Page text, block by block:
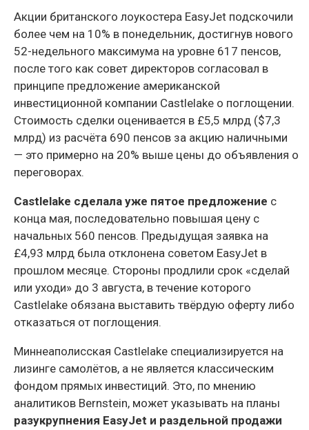
Акции британского лоукостера EasyJet подскочили
более чем на 10% в понедельник, достигнув нового
52-недельного максимума на уровне 617 пенсов,
после того как совет директоров согласовал в
принципе предложение американской
инвестиционной компании Castlelake о поглощении.
Стоимость сделки оценивается в £5,5 млрд ($7,3
млрд) из расчёта 690 пенсов за акцию наличными
— это примерно на 20% выше цены до объявления о
переговорах.
Castlelake сделала уже пятое предложение с
конца мая, последовательно повышая цену с
начальных 560 пенсов. Предыдущая заявка на
£4,93 млрд была отклонена советом EasyJet в
прошлом месяце. Стороны продлили срок «сделай
или уходи» до 3 августа, в течение которого
Castlelake обязана выставить твёрдую оферту либо
отказаться от поглощения.
Миннеаполисская Castlelake специализируется на
лизинге самолётов, а не является классическим
фондом прямых инвестиций. Это, по мнению
аналитиков Bernstein, может указывать на планы
разукрупнения EasyJet и раздельной продажи